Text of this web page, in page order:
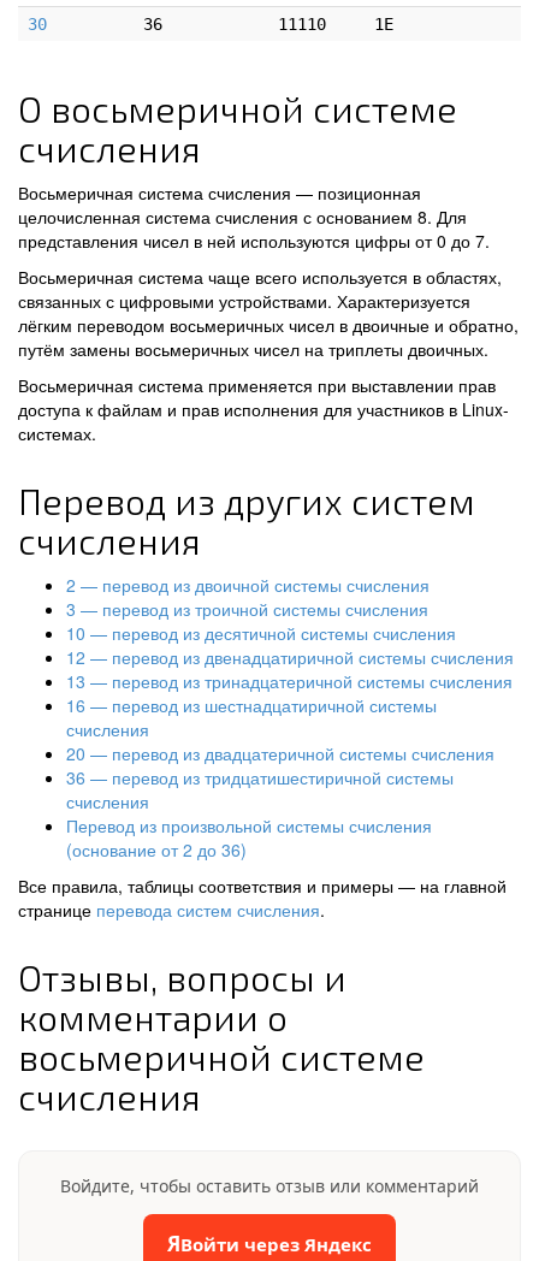
30
36 11110 1E
О восьмеричной системе
счисления
Восьмеричная система счисления — позиционная
целочисленная система счисления с основанием 8. Для
представления чисел в ней используются цифры от 0 до 7.
Восьмеричная система чаще всего используется в областях,
связанных с цифровыми устройствами. Характеризуется
лёгким переводом восьмеричных чисел в двоичные и обратно,
путём замены восьмеричных чисел на триплеты двоичных.
Восьмеричная система применяется при выставлении прав
доступа к файлам и прав исполнения для участников в Linux-
системах.
Перевод из других систем
счисления
2 — перевод из двоичной системы счисления
3 — перевод из троичной системы счисления
10 — перевод из десятичной системы счисления
12 — перевод из двенадцатиричной системы счисления
13 — перевод из тринадцатеричной системы счисления
16 — перевод из шестнадцатиричной системы
счисления
20 — перевод из двадцатеричной системы счисления
36 — перевод из тридцатишестиричной системы
счисления
Перевод из произвольной системы счисления
(основание от 2 до 36)
Все правила, таблицы соответствия и примеры — на главной
странице перевода систем счисления.
Отзывы, вопросы и
комментарии о
восьмеричной системе
счисления
Войдите, чтобы оставить отзыв или комментарий
ЯВойти через Яндекс